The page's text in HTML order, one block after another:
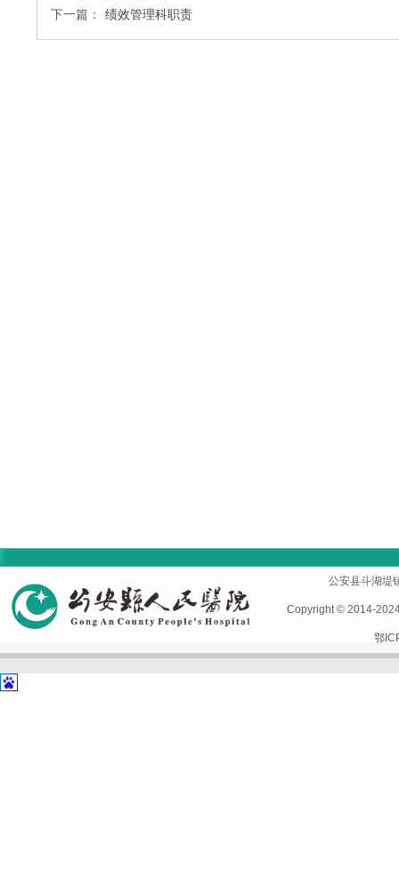
下一篇：
绩效管理科职责
公安县斗湖
Copyright © 2014-
鄂